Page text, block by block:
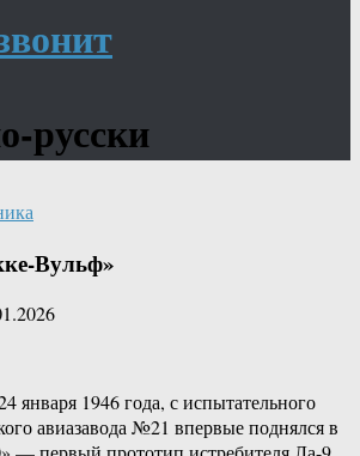
русски
Вульф»
января 1946 года, с испытательного
авиазавода №21 впервые поднялся в